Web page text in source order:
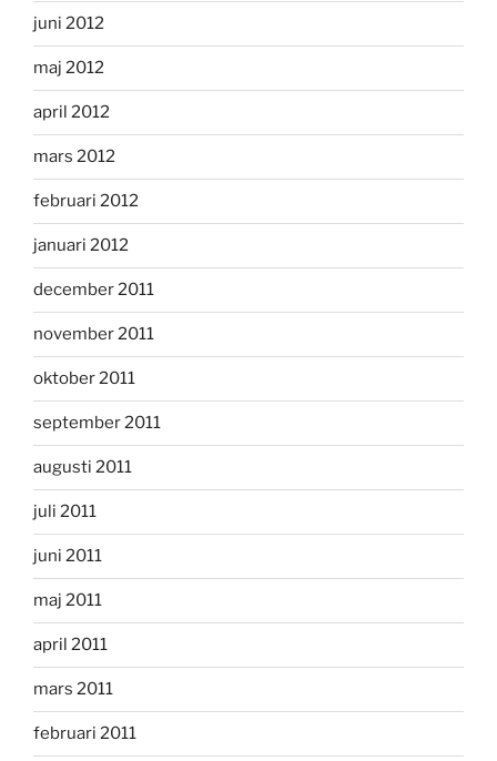
juni 2012
maj 2012
april 2012
mars 2012
februari 2012
januari 2012
december 2011
november 2011
oktober 2011
september 2011
augusti 2011
juli 2011
juni 2011
maj 2011
april 2011
mars 2011
februari 2011